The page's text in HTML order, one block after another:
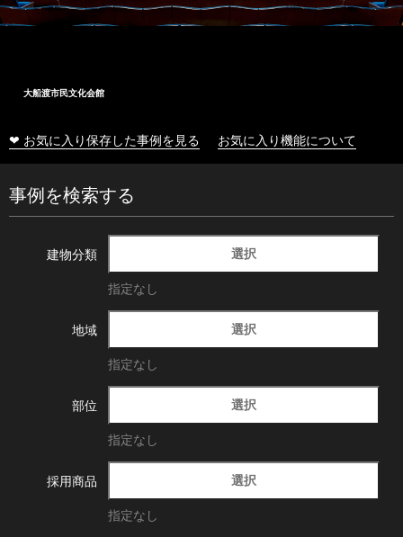
大船渡市民文化会館
❤ お気に入り保存した事例を見る お気に入り機能について
事例を検索する
建物分類 選択
指定なし
地域 選択
指定なし
部位 選択
指定なし
採用商品 選択
指定なし